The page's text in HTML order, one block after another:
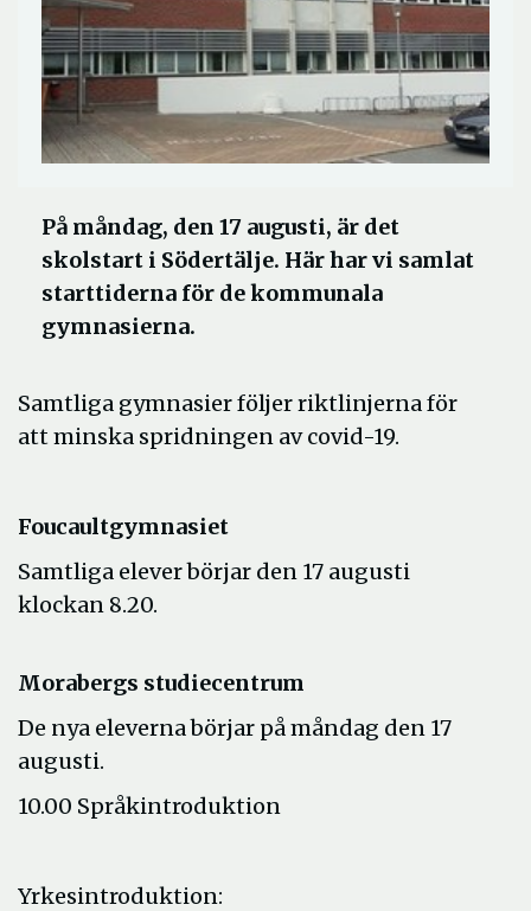
På måndag, den 17 augusti, är det
skolstart i Södertälje. Här har vi samlat
starttiderna för de kommunala
gymnasierna.
Samtliga gymnasier följer riktlinjerna för
att minska spridningen av covid-19.
Foucaultgymnasiet
Samtliga elever börjar den 17 augusti
klockan 8.20.
Morabergs studiecentrum
De nya eleverna börjar på måndag den 17
augusti.
10.00 Språkintroduktion
Yrkesintroduktion: